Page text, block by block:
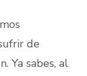
de
Ya sabes, al